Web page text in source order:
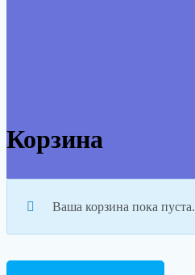
Корзина
Ваша корзина пока пуста.